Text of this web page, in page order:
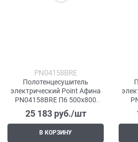
PN04158BRE
Полотенцесушитель
электрический Point Афина
PN04158BRE П6 500x800
левый/правый, бронза
25 183 руб./шт
В КОРЗИНУ